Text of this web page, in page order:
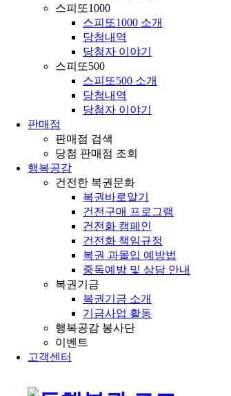
스피또1000
스피또1000 소개
당첨내역
당첨자 이야기
스피또500
스피또500 소개
당첨내역
당첨자 이야기
판매점
판매점 검색
당첨 판매점 조회
행복공감
건전한 복권문화
복권바로알기
건전구매 프로그램
건전화 캠페인
건전화 책임규정
복권 과몰입 예방법
중독예방 및 상담 안내
복권기금
복권기금 소개
기금사업 활동
행복공감 봉사단
이벤트
고객센터